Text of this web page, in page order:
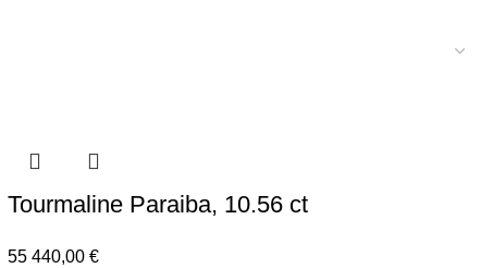
Tourmaline Paraiba, 10.56 ct
55 440,00€